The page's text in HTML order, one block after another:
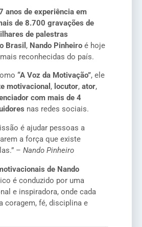
anos de experiência em
de 8.700 gravações de
de palestras
Brasil , Nando Pinheiro é hoje
reconhecidas do país.
“A Voz da Motivação”, ele
motivacional , locutor, ator,
com mais de 4
nas redes sociais.
é ajudar pessoas a
a força que existe
– Nando Pinheiro
de Nando
é conduzido por uma
e inspiradora, onde cada
coragem, fé, disciplina e